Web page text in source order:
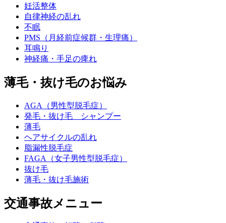
妊活整体
自律神経の乱れ
不眠
PMS（月経前症候群・生理痛）
耳鳴り
神経痛・手足の痺れ
薄毛・抜け毛のお悩み
AGA（男性型脱毛症）
発毛・抜け毛 シャンプー
薄毛
ヘアサイクルの乱れ
脂漏性脱毛症
FAGA（女子男性型脱毛症）
抜け毛
薄毛・抜け毛施術
交通事故メニュー